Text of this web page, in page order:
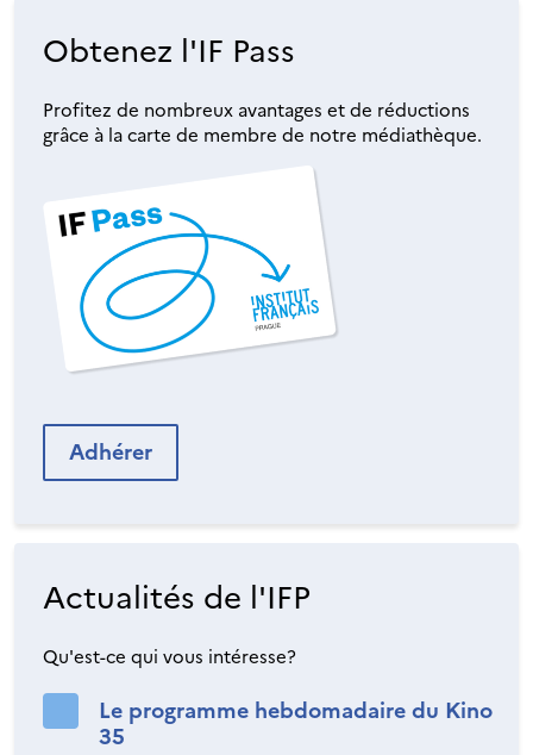
Obtenez l'IF Pass
Profitez de nombreux avantages et de réductions
grâce à la carte de membre de notre médiathèque.
Adhérer
Actualités de l'IFP
Qu'est-ce qui vous intéresse?
Le programme hebdomadaire du Kino
35